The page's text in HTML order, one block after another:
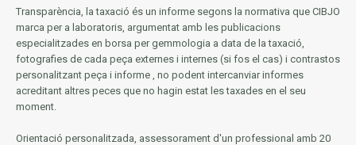
Transparència, la taxació és un informe segons la normativa que CIBJO
marca per a laboratoris, argumentat amb les publicacions
especialitzades en borsa per gemmologia a data de la taxació,
fotografies de cada peça externes i internes (si fos el cas) i contrastos
personalitzant peça i informe , no podent intercanviar informes
acreditant altres peces que no hagin estat les taxades en el seu
moment.
Orientació personalitzada, assessorament d'un professional amb 20